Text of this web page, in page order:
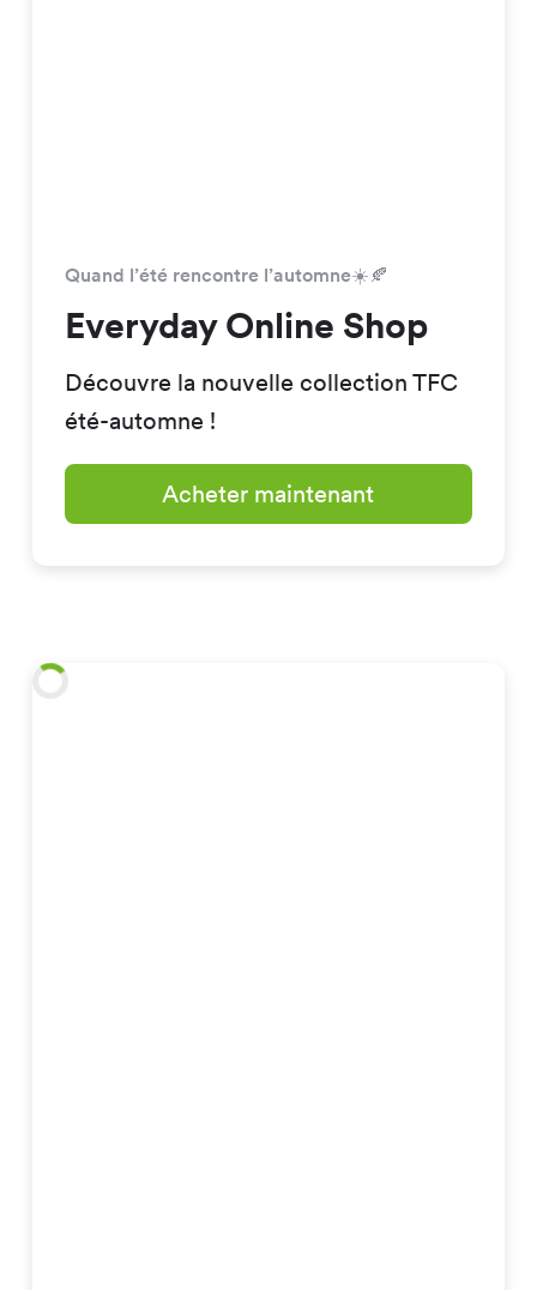
Quand l’été rencontre l’automne☀️🍂
Everyday Online Shop
Découvre la nouvelle collection TFC
été-automne !
Acheter maintenant